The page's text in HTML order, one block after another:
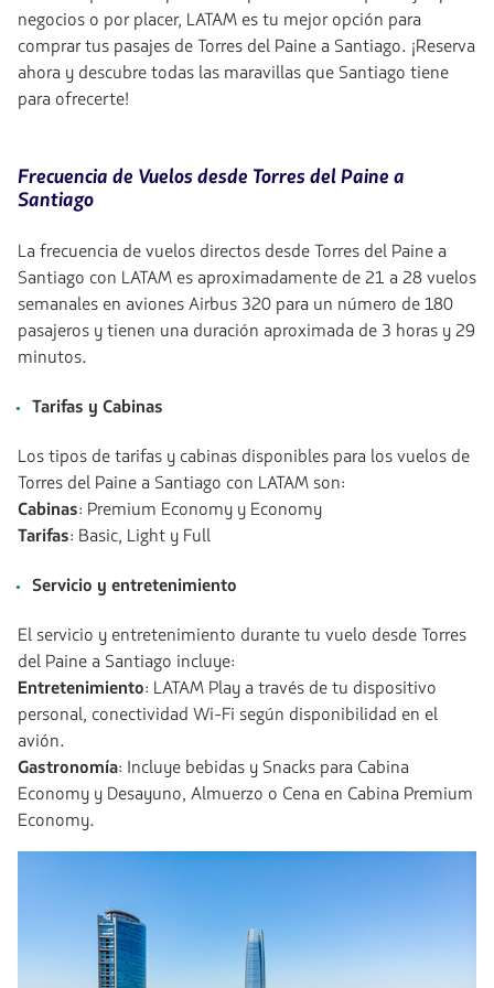
negocios o por placer, LATAM es tu mejor opción para
comprar tus pasajes de Torres del Paine a Santiago. ¡Reserva
ahora y descubre todas las maravillas que Santiago tiene
para ofrecerte!
Frecuencia de Vuelos desde Torres del Paine a
Santiago
La frecuencia de vuelos directos desde Torres del Paine a
Santiago con LATAM es aproximadamente de 21 a 28 vuelos
semanales en aviones Airbus 320 para un número de 180
pasajeros y tienen una duración aproximada de 3 horas y 29
minutos.
Tarifas y Cabinas
Los tipos de tarifas y cabinas disponibles para los vuelos de
Torres del Paine a Santiago con LATAM son:
Cabinas: Premium Economy y Economy
Tarifas: Basic, Light y Full
Servicio y entretenimiento
El servicio y entretenimiento durante tu vuelo desde Torres
del Paine a Santiago incluye:
Entretenimiento: LATAM Play a través de tu dispositivo
personal, conectividad Wi-Fi según disponibilidad en el
avión.
Gastronomía: Incluye bebidas y Snacks para Cabina
Economy y Desayuno, Almuerzo o Cena en Cabina Premium
Economy.